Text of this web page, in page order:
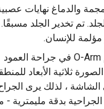
والدماغ نهايات
تم تخدير الجلد مسبقًا.
للإنسان.
يستخدم نظام O-Arm في جراحة العمود
ثلاثية الأبعاد
الشاشة ، لذلك يرى
بدقة مليمترية -